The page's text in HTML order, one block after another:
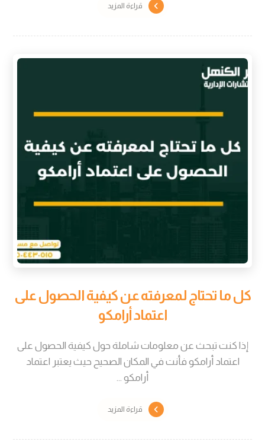
قراءة المزيد
كل ما تحتاج لمعرفته عن كيفية الحصول على
اعتماد أرامكو
إذا كنت تبحث عن معلومات شاملة حول كيفية الحصول على
اعتماد أرامكو فأنت في المكان الصحيح حيث يعتبر اعتماد
أرامكو ...
قراءة المزيد